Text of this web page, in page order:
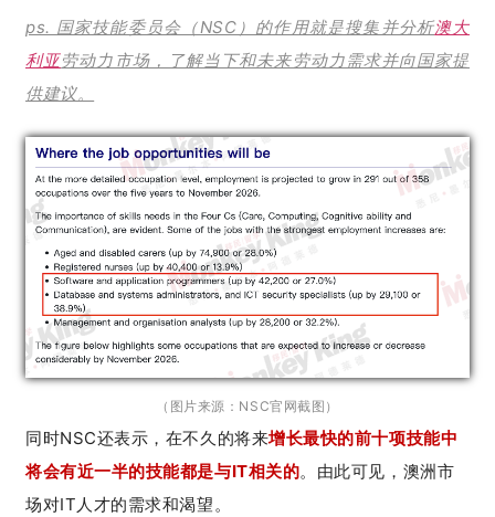
ps. 国家技能委员会（NSC）的作用就是搜集并分析澳大
利亚劳动力市场，了解当下和未来劳动力需求并向国家提
供建议。
（图片来源：NSC官网截图）
同时NSC还表示， 在不久的将来增长最快的前十项技能中
将会有近一半的技能都是与IT相关的。由此可见，澳洲市
场对IT人才的需求和渴望。